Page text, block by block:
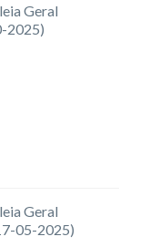
Geral
2025)
Geral
05-2025)